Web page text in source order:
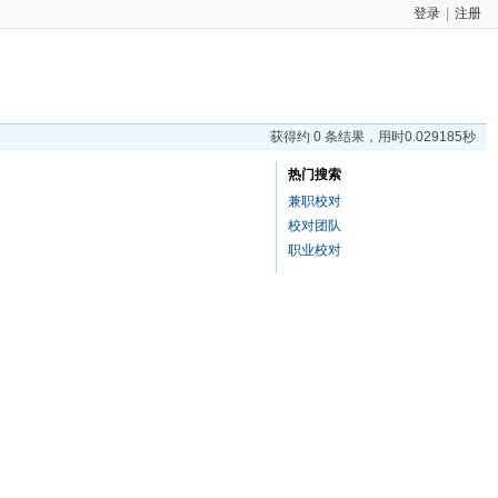
登录 注册
获得约 0 条结果，用时0.029185秒
热门搜索
兼职校对
校对团队
职业校对